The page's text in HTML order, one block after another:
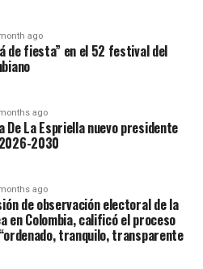
ago
de fiesta” en el 52 festival del
ago
De La Espriella nuevo presidente
2030
ago
de observación electoral de la
en Colombia, calificó el proceso
tranquilo, transparente